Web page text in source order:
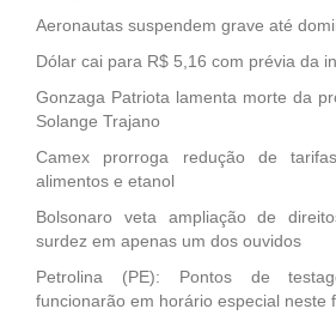
Aeronautas suspendem grave até
Dólar cai para R$ 5,16 com prévia da
Gonzaga Patriota lamenta morte da
Solange Trajano
Camex prorroga redução de
alimentos e etanol
Bolsonaro veta ampliação de
surdez em apenas um dos ouvidos
Petrolina (PE): Pontos de
funcionarão em horário especial neste